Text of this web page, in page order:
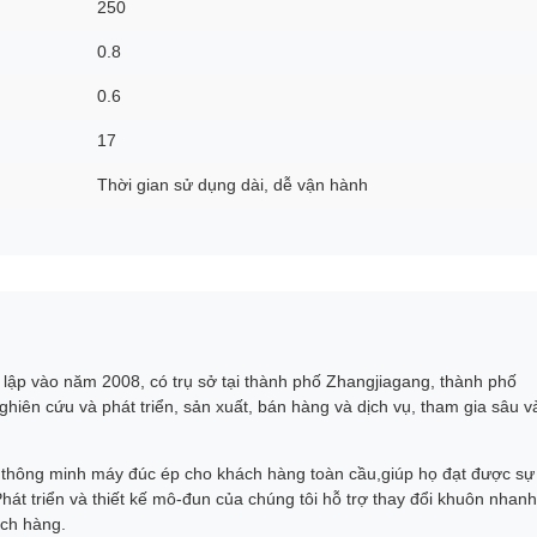
250
0.8
0.6
17
Thời gian sử dụng dài, dễ vận hành
vào năm 2008, có trụ sở tại thành phố Zhangjiagang, thành phố
cứu và phát triển, sản xuất, bán hàng và dịch vụ, tham gia sâu
minh máy đúc ép cho khách hàng toàn cầu,giúp họ đạt được sự
triển và thiết kế mô-đun của chúng tôi hỗ trợ thay đổi khuôn nhanh
hàng.